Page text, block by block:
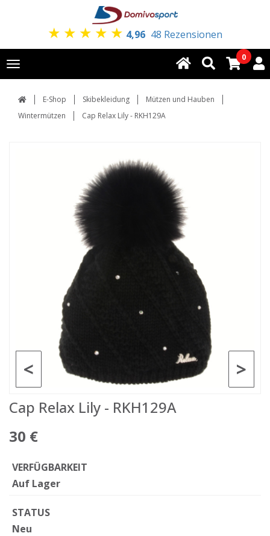
★ ★ ★ ★ ★ 4,96 48 Rezensionen
Toggle
navigation
0
E-Shop Skibekleidung
Mützen und Hauben
Wintermützen
Cap Relax Lily - RKH129A
>
<
Cap Relax Lily - RKH129A
30 €
VERFÜGBARKEIT
Auf Lager
STATUS
Neu